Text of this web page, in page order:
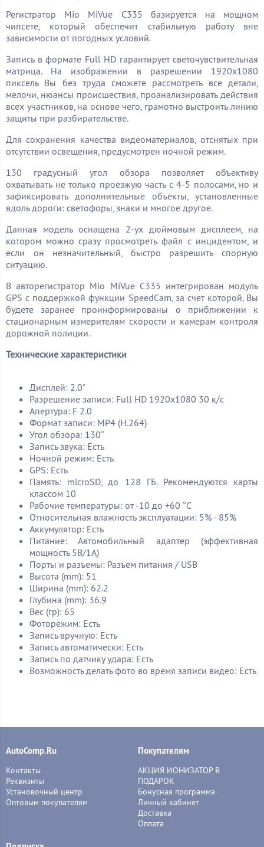
Регистратор Mio MiVue C335 базируется на мощном
чипсете, который обеспечит стабильную работу вне
зависимости от погодных условий.
Запись в формате Full HD гарантирует светочувствительная
матрица. На изображении в разрешении 1920х1080
пиксель Вы без труда сможете рассмотреть все детали,
мелочи, нюансы происшествия, проанализировать действия
всех участников, на основе чего, грамотно выстроить линию
защиты при разбирательстве.
Для сохранения качества видеоматериалов, отснятых при
отсутствии освещения, предусмотрен ночной режим.
130 градусный угол обзора позволяет объективу
охватывать не только проезжую часть с 4-5 полосами, но и
зафиксировать дополнительные объекты, установленные
вдоль дороги: светофоры, знаки и многое другое.
Данная модель оснащена 2-ух дюймовым дисплеем, на
котором можно сразу просмотреть файл с инцидентом, и
если он незначительный, быстро разрешить спорную
ситуацию.
В авторегистратор Mio MiVue C335 интегрирован модуль
GPS с поддержкой функции SpeedCam, за счет которой, Вы
будете заранее проинформированы о приближении к
стационарным измерителям скорости и камерам контроля
дорожной полиции.
Технические характеристики
Дисплей: 2.0"
Разрешение записи: Full HD 1920x1080 30 к/с
Апертура: F 2.0
Формат записи: MP4 (H.264)
Угол обзора: 130°
Запись звука: Есть
Ночной режим: Есть
GPS: Есть
Память: microSD, до 128 ГБ. Рекомендуются карты
классом 10
Рабочие температуры: от -10 до +60 °C
Относительная влажность эксплуатации: 5% - 85%
Аккумулятор: Есть
Питание: Автомобильный адаптер (эффективная
мощность 5В/1А)
Порты и разъемы: Разъем питания / USB
Высота (mm): 51
Ширина (mm): 62.2
Глубина (mm): 36.9
Вес (гр): 65
Фоторежим: Есть
Запись вручную: Есть
Запись автоматически: Есть
Запись по датчику удара: Есть
Возможность делать фото во время записи видео: Есть
AutoComp.Ru
Контакты
Реквизиты
Установочный центр
Оптовым покупателям
Покупателям
АКЦИЯ ИОНИЗАТОР В
ПОДАРОК
Бонусная программа
Личный кабинет
Доставка
Оплата